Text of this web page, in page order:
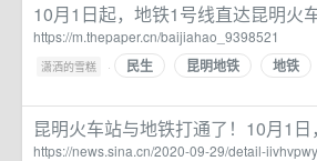
10月1日起，地铁1号线直达昆明火
https://m.thepaper.cn/baijiahao_9398521
潇洒的雪糕 · 民生 昆明地铁 地铁
昆明火车站与地铁打通了！10月1
https://news.sina.cn/2020-09-29/detail-